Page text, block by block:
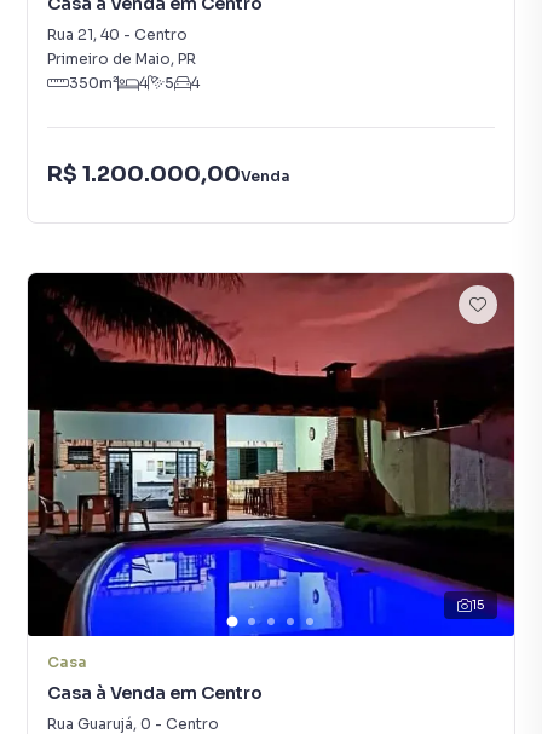
Rua 21, 40 - Centro
Primeiro de Maio, PR
350m² 4 5 4
R$ 1.200.000,00Venda
15
Casa
Casa à Venda em Centro
Rua Guarujá, 0 - Centro